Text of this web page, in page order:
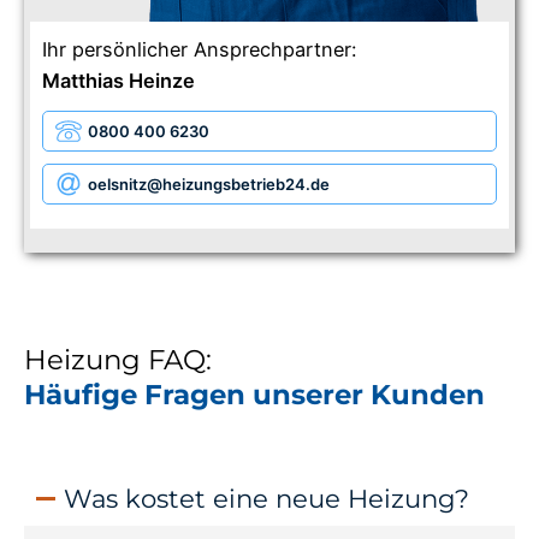
Ihr persönlicher Ansprechpartner:
Matthias Heinze
0800 400 6230
oelsnitz@heizungsbetrieb24.de
Heizung FAQ:
Häufige Fragen unserer Kunden
Was kostet eine neue Heizung?